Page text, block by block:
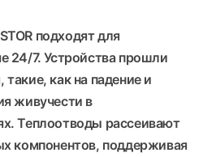
подходят для
24/7. Устройства прошли
как на падение и
живучести в
Теплоотводы рассеивают
компонентов, поддерживая